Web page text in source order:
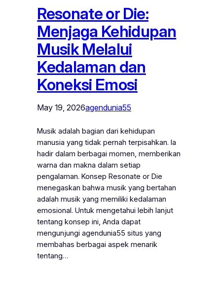
Resonate or Die:
Menjaga Kehidupan
Musik Melalui
Kedalaman dan
Koneksi Emosi
May 19, 2026agendunia55
Musik adalah bagian dari kehidupan
manusia yang tidak pernah terpisahkan. Ia
hadir dalam berbagai momen, memberikan
warna dan makna dalam setiap
pengalaman. Konsep Resonate or Die
menegaskan bahwa musik yang bertahan
adalah musik yang memiliki kedalaman
emosional. Untuk mengetahui lebih lanjut
tentang konsep ini, Anda dapat
mengunjungi agendunia55 situs yang
membahas berbagai aspek menarik
tentang…